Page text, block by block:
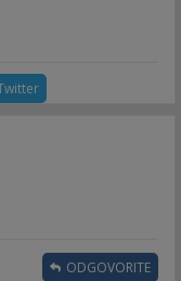
ODGOVORITE